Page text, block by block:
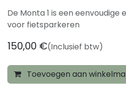
De Monta 1 is een eenvoudige
voor fietsparkeren
150,00 €(Inclusief btw)
Toevoegen aan